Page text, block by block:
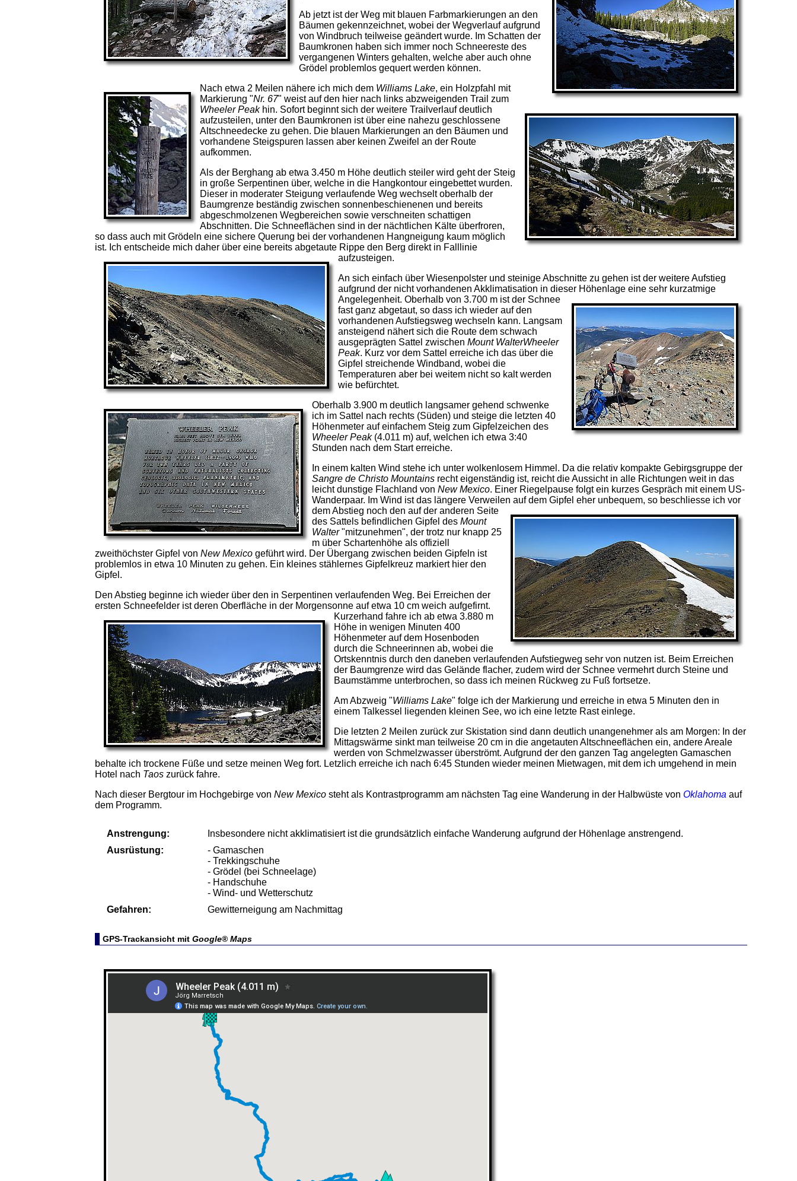
Ab jetzt ist der Weg mit blauen Farbmarkierungen an den
Bäumen gekennzeichnet, wobei der Wegverlauf aufgrund
von Windbruch teilweise geändert wurde. Im Schatten der
Baumkronen haben sich immer noch Schneereste des
vergangenen Winters gehalten, welche aber auch ohne
Grödel problemlos gequert werden können.
Nach etwa 2 Meilen nähere ich mich dem Williams Lake, ein Holzpfahl mit
Markierung "Nr. 67" weist auf den hier nach links abzweigenden Trail zum
Wheeler Peakhin. Sofort beginnt sich der weitere Trailverlauf deutlich
aufzusteilen, unter den Baumkronen ist über eine nahezu geschlossene
Altschneedecke zu gehen. Die blauen Markierungen an den Bäumen und
vorhandene Steigspuren lassen aber keinen Zweifel an der Route
aufkommen.
Als der Berghang ab etwa 3.450 m Höhe deutlich steiler wird geht der Steig
in große Serpentinen über, welche in die Hangkontour eingebettet wurden.
Dieser in moderater Steigung verlaufende Weg wechselt oberhalb der
Baumgrenze beständig zwischen sonnenbeschienenen und bereits
abgeschmolzenen Wegbereichen sowie verschneiten schattigen
Abschnitten. Die Schneeflächen sind in der nächtlichen Kälte überfroren,
so dass auch mit Grödeln eine sichere Querung bei der vorhandenen Hangneigung kaum möglich
ist. Ich entscheide mich daher über eine bereits abgetaute Rippe den Berg direkt in Falllinie
aufzusteigen.
An sich einfach über Wiesenpolster und steinige Abschnitte zu gehen ist der weitere Aufstieg
aufgrund der nicht vorhandenen Akklimatisation in dieser Höhenlage eine sehr kurzatmige
Angelegenheit. Oberhalb von 3.700 m ist der Schnee
fast ganz abgetaut, so dass ich wieder auf den
vorhandenen Aufstiegsweg wechseln kann. Langsam
ansteigend nähert sich die Route dem schwach
ausgeprägten Sattel zwischen Mount WalterWheeler
Peak. Kurz vor dem Sattel erreiche ich das über die
Gipfel streichende Windband, wobei die
Temperaturen aber bei weitem nicht so kalt werden
wie befürchtet.
Oberhalb 3.900 m deutlich langsamer gehend schwenke
ich im Sattel nach rechts (Süden) und steige die letzten 40
Höhenmeter auf einfachem Steig zum Gipfelzeichen des
Wheeler Peak(4.011 m) auf, welchen ich etwa 3:40
Stunden nach dem Start erreiche.
In einem kalten Wind stehe ich unter wolkenlosem Himmel. Da die relativ kompakte Gebirgsgruppe der
Sangre de Christo Mountains recht eigenständig ist, reicht die Aussicht in alle Richtungen weit in das
leicht dunstige Flachland von New Mexico. Einer Riegelpause folgt ein kurzes Gespräch mit einem US-
Wanderpaar. Im Wind ist das längere Verweilen auf dem Gipfel eher unbequem, so beschliesse ich vor
dem Abstieg noch den auf der anderen Seite
des Sattels befindlichen Gipfel des Mount
Walter"mitzunehmen", der trotz nur knapp 25
m über Schartenhöhe als offiziell
zweithöchster Gipfel von New Mexico geführt wird. Der Übergang zwischen beiden Gipfeln ist
problemlos in etwa 10 Minuten zu gehen. Ein kleines stählernes Gipfelkreuz markiert hier den
Gipfel.
Den Abstieg beginne ich wieder über den in Serpentinen verlaufenden Weg. Bei Erreichen der
ersten Schneefelder ist deren Oberfläche in der Morgensonne auf etwa 10 cm weich aufgefirnt.
Kurzerhand fahre ich ab etwa 3.880 m
Höhe in wenigen Minuten 400
Höhenmeter auf dem Hosenboden
durch die Schneerinnen ab, wobei die
Ortskenntnis durch den daneben verlaufenden Aufstiegweg sehr von nutzen ist. Beim Erreichen
der Baumgrenze wird das Gelände flacher, zudem wird der Schnee vermehrt durch Steine und
Baumstämme unterbrochen, so dass ich meinen Rückweg zu Fuß fortsetze.
Am Abzweig "Williams Lake" folge ich der Markierung und erreiche in etwa 5 Minuten den in
einem Talkessel liegenden kleinen See, wo ich eine letzte Rast einlege.
Die letzten 2 Meilen zurück zur Skistation sind dann deutlich unangenehmer als am Morgen: In der
Mittagswärme sinkt man teilweise 20 cm in die angetauten Altschneeflächen ein, andere Areale
werden von Schmelzwasser überströmt. Aufgrund der den ganzen Tag angelegten Gamaschen
behalte ich trockene Füße und setze meinen Weg fort. Letzlich erreiche ich nach 6:45 Stunden wieder meinen Mietwagen, mit dem ich umgehend in mein
Hotel nach Taos zurück fahre.
Nach dieser Bergtour im Hochgebirge von New Mexico steht als Kontrastprogramm am nächsten Tag eine Wanderung in der Halbwüste von Oklahoma auf
dem Programm.
Anstrengung:
Insbesondere nicht akklimatisiert ist die grundsätzlich einfache Wanderung aufgrund der Höhenlage anstrengend.
Ausrüstung:
- Gamaschen
- Trekkingschuhe
- Grödel (bei Schneelage)
- Handschuhe
- Wind- und Wetterschutz
Gefahren:
Gewitterneigung am Nachmittag
GPS-Trackansicht mit Google® Maps